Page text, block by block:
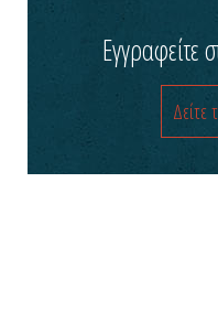
Εγγραφείτε
Δείτε